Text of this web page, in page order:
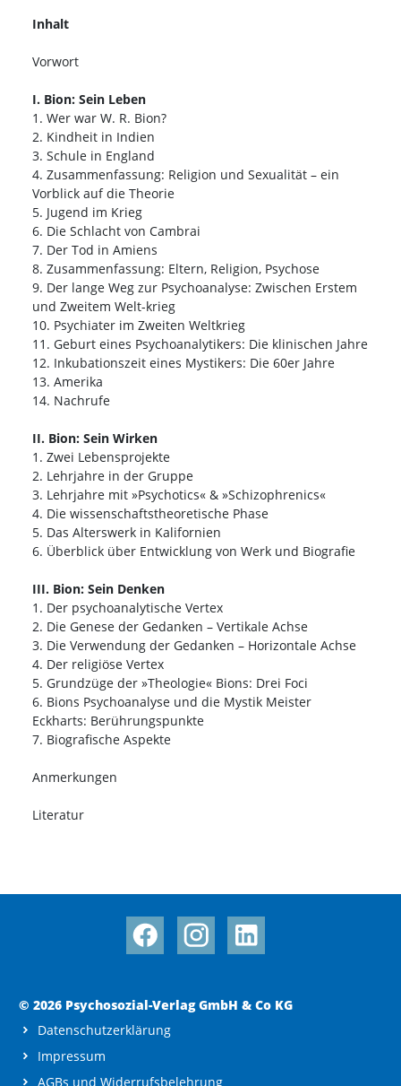
Inhalt
Vorwort
I. Bion: Sein Leben
1. Wer war W. R. Bion?
2. Kindheit in Indien
3. Schule in England
4. Zusammenfassung: Religion und Sexualität – ein
Vorblick auf die Theorie
5. Jugend im Krieg
6. Die Schlacht von Cambrai
7. Der Tod in Amiens
8. Zusammenfassung: Eltern, Religion, Psychose
9. Der lange Weg zur Psychoanalyse: Zwischen Erstem
und Zweitem Welt-krieg
10. Psychiater im Zweiten Weltkrieg
11. Geburt eines Psychoanalytikers: Die klinischen Jahre
12. Inkubationszeit eines Mystikers: Die 60er Jahre
13. Amerika
14. Nachrufe
II. Bion: Sein Wirken
1. Zwei Lebensprojekte
2. Lehrjahre in der Gruppe
3. Lehrjahre mit »Psychotics« & »Schizophrenics«
4. Die wissenschaftstheoretische Phase
5. Das Alterswerk in Kalifornien
6. Überblick über Entwicklung von Werk und Biografie
III. Bion: Sein Denken
1. Der psychoanalytische Vertex
2. Die Genese der Gedanken – Vertikale Achse
3. Die Verwendung der Gedanken – Horizontale Achse
4. Der religiöse Vertex
5. Grundzüge der »Theologie« Bions: Drei Foci
6. Bions Psychoanalyse und die Mystik Meister
Eckharts: Berührungspunkte
7. Biografische Aspekte
Anmerkungen
Literatur
© 2026 Psychosozial-Verlag GmbH & Co KG
Datenschutzerklärung
Impressum
AGBs und Widerrufsbelehrung